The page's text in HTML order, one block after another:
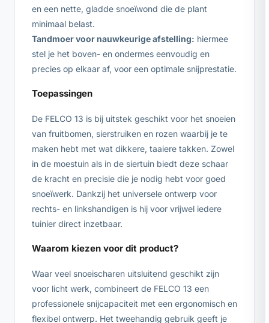
en een nette, gladde snoeïwond die de plant
minimaal belast.
Tandmoer voor nauwkeurige afstelling: hiermee
stel je het boven- en ondermes eenvoudig en
precies op elkaar af, voor een optimale snijprestatie.
Toepassingen
De FELCO 13 is bij uitstek geschikt voor het snoeien
van fruitbomen, sierstruiken en rozen waarbij je te
maken hebt met wat dikkere, taaiere takken. Zowel
in de moestuin als in de siertuin biedt deze schaar
de kracht en precisie die je nodig hebt voor goed
snoeïwerk. Dankzij het universele ontwerp voor
rechts- en linkshandigen is hij voor vrijwel iedere
tuinier direct inzetbaar.
Waarom kiezen voor dit product?
Waar veel snoeischaren uitsluitend geschikt zijn
voor licht werk, combineert de FELCO 13 een
professionele snijcapaciteit met een ergonomisch en
flexibel ontwerp. Het tweehandig gebruik geeft je